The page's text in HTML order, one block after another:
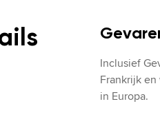
Inclusief
Frankrijk
in Europa.